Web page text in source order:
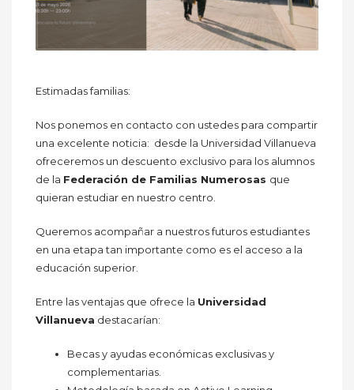
Estimadas familias:
Nos ponemos en contacto con ustedes para compartir
una excelente noticia: desde la Universidad Villanueva
ofreceremos un descuento exclusivo para los alumnos
de la Federación de Familias Numerosas que
quieran estudiar en nuestro centro.
Queremos acompañar a nuestros futuros estudiantes
en una etapa tan importante como es el acceso a la
educación superior.
Entre las ventajas que ofrece la Universidad
Villanueva destacarían:
Becas y ayudas económicas exclusivas y
complementarias.